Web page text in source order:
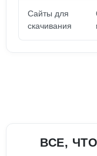
Сайты для
скачивания
ВСЕ,